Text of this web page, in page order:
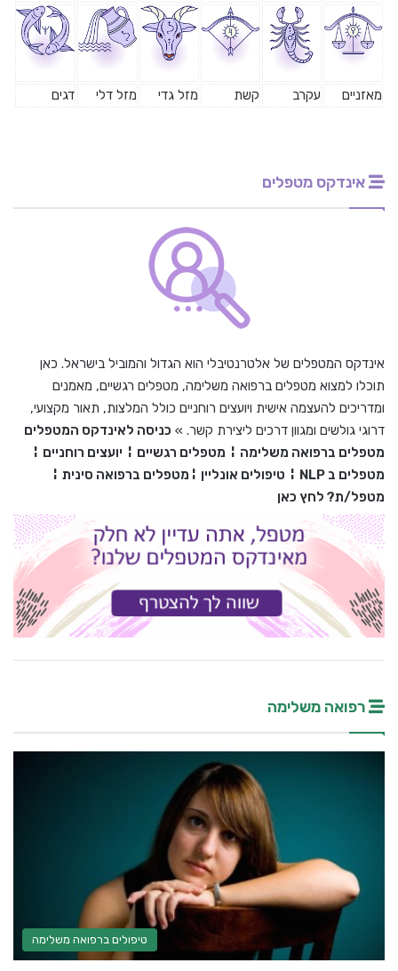
מאזניים עקרב קשת מזל גדי מזל דלי דגים
אינדקס מטפלים
אינדקס המטפלים של אלטרנטיבלי הוא הגדול והמוביל בישראל. כאן
תוכלו למצוא מטפלים ברפואה משלימה, מטפלים רגשיים, מאמנים
ומדריכים להעצמה אישית ויועצים רוחניים כולל המלצות, תאור מקצועי,
דרוגי גולשים ומגוון דרכים ליצירת קשר. » כניסה לאינדקס המטפלים
מטפלים ברפואה משלימה ¦ מטפלים רגשיים ¦ יועצים רוחניים ¦
מטפלים ב NLP
¦ טיפולים אונליין ¦ מטפלים ברפואה סינית ¦
מטפל/ת? לחץ כאן
רפואה משלימה
טיפולים ברפואה משלימה